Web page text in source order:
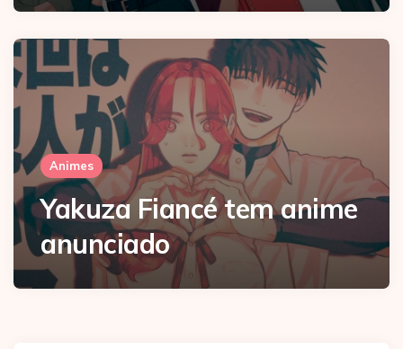
Animes
Yakuza Fiancé tem anime
anunciado